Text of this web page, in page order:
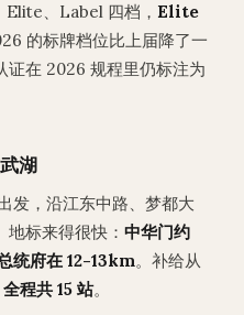
、Label 四档， Elite
的标牌档位比上届降了一
证在 2026 规程里仍标注为
湖
发，沿江东中路、梦都大
标来得很快： 中华门约
统府在 12-13km。补给从
全程共 15 站。